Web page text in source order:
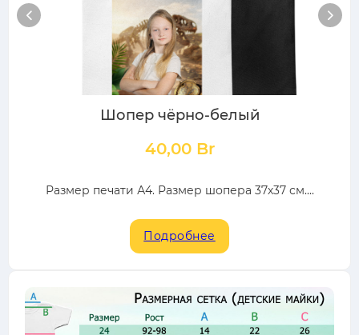
Шопер чёрно-белый
40,00 Br
Размер печати А4. Размер шопера 37х37 см....
Подробнее